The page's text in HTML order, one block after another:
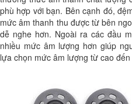
phù hợp với bạn. Bên cạnh đó,
mức âm thanh thu được từ bên
dễ nghe hơn. Ngoài ra các đầu
nhiều mức âm lượng hơn giúp
lựa chọn mức âm lượng từ cao đến